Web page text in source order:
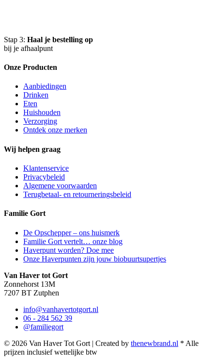
Stap 3: Haal je bestelling op
bij je afhaalpunt
Onze Producten
Aanbiedingen
Drinken
Eten
Huishouden
Verzorging
Ontdek onze merken
Wij helpen graag
Klantenservice
Privacybeleid
Algemene voorwaarden
Terugbetaal- en retourneringsbeleid
Familie Gort
De Opschepper – ons huismerk
Familie Gort vertelt… onze blog
Haverpunt worden? Doe mee
Onze Haverpunten zijn jouw biobuurtsupertjes
Van Haver tot Gort
Zonnehorst 13M
7207 BT Zutphen
info@vanhavertotgort.nl
06 - 284 562 39
@familiegort
© 2026 Van Haver Tot Gort | Created by thenewbrand.nl * Alle
prijzen inclusief wettelijke btw